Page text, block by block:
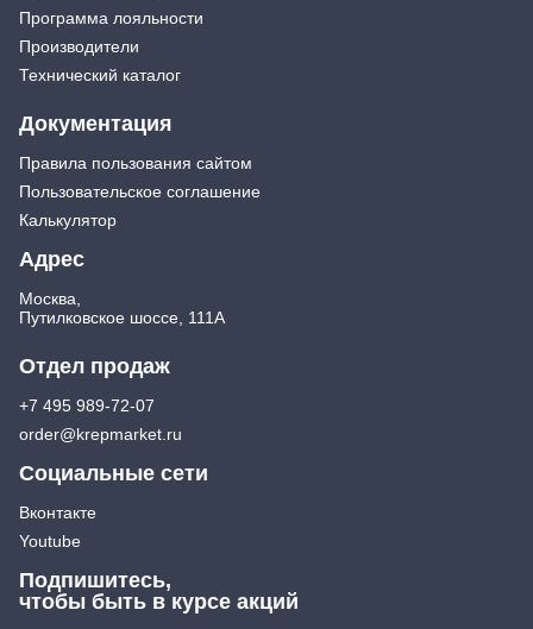
Программа лояльности
Производители
Технический каталог
Документация
Правила пользования сайтом
Пользовательское соглашение
Калькулятор
Адрес
Москва,
Путилковское шоссе, 111А
Отдел продаж
+7 495 989-72-07
order@krepmarket.ru
Социальные сети
Вконтакте
Youtube
Подпишитесь,
чтобы быть в курсе акций